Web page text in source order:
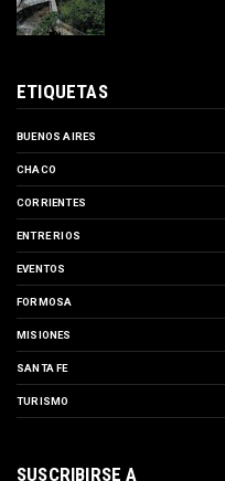
ETIQUETAS
BUENOS AIRES
CHACO
CORRIENTES
ENTRE RIOS
EVENTOS
FORMOSA
MISIONES
SANTA FE
TURISMO
SUSCRIBIRSE A